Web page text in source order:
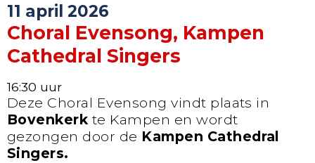
11 april 2026
Choral Evensong, Kampen
Cathedral Singers
16:30 uur
Deze Choral Evensong vindt plaats in
Bovenkerkte Kampen en wordt
gezongen door de Kampen Cathedral
Singers.